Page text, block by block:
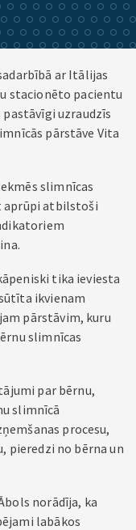
ar Itālijas
stacionēto pacientu
uzraudzīs
pārstāve Vita
slimnīcas
aprūpi atbilstoši
tika ieviesta
ikvienam
pārstāvim, kuru
slimnīcas
par bērnu,
slimnīcā
procesu,
pieredzi no bērna un
norādīja, ka
labākos